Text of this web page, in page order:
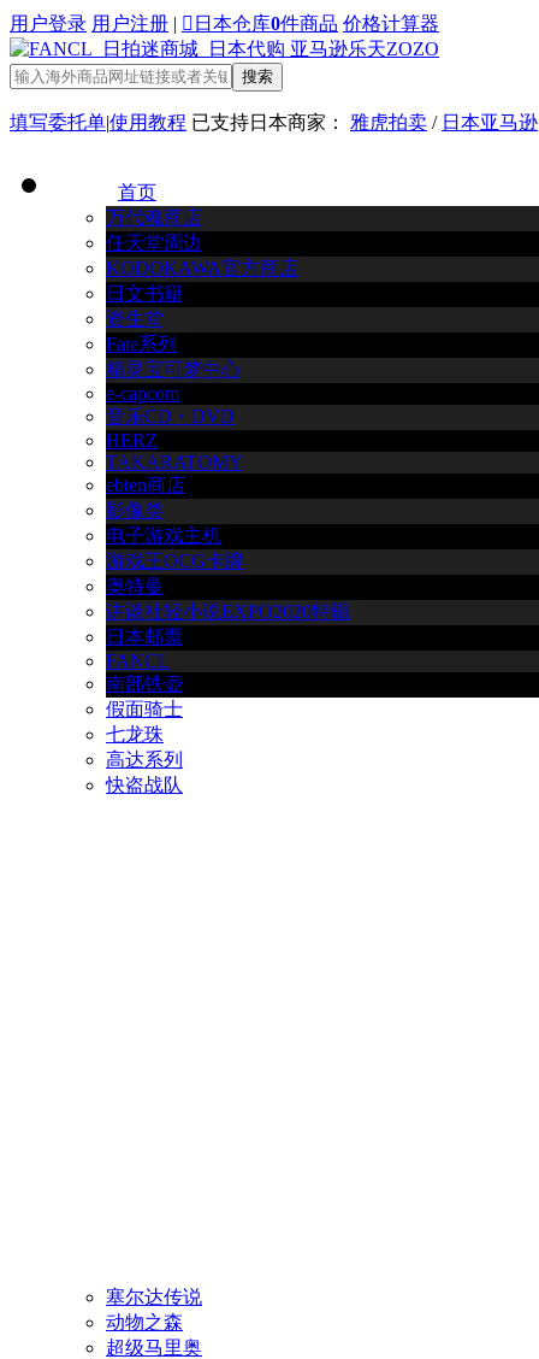
用户登录 用户注册 |  日本仓库0件商品 价格计算器
搜索
填写委托单|使用教程 已支持日本商家： 雅虎拍卖 / 日本亚马逊
首页
万代魂商店
任天堂周边
KODOKAWA官方商店
日文书籍
资生堂
Fate系列
精灵宝可梦中心
e-capcom
音乐CD・DVD
HERZ
TAKARATOMY
ebten商店
影像类
电子游戏主机
游戏王OCG卡牌
奥特曼
讲谈社轻小说EXPO2020特辑
日本邮票
FANCL
南部铁壶
假面骑士
七龙珠
高达系列
快盗战队
塞尔达传说
动物之森
超级马里奥